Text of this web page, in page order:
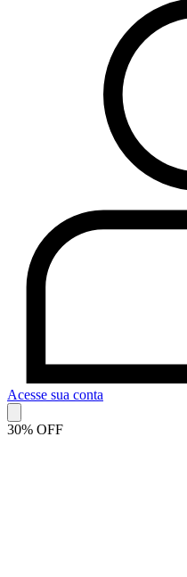
Acesse sua conta
30% OFF